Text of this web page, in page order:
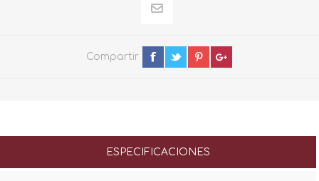
Compartir
ESPECIFICACIONES